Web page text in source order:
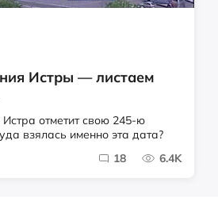
Истры — листаем
отметит свою 245-ю
взялась именно эта дата?
18 6.4K